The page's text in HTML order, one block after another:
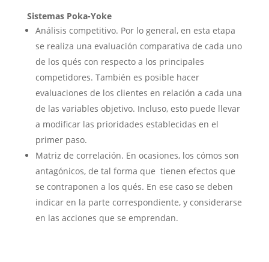
Sistemas Poka-Yoke
Análisis competitivo. Por lo general, en esta etapa
se realiza una evaluación comparativa de cada uno
de los qués con respecto a los principales
competidores. También es posible hacer
evaluaciones de los clientes en relación a cada una
de las variables objetivo. Incluso, esto puede llevar
a modificar las prioridades establecidas en el
primer paso.
Matriz de correlación. En ocasiones, los cómos son
antagónicos, de tal forma que tienen efectos que
se contraponen a los qués. En ese caso se deben
indicar en la parte correspondiente, y considerarse
en las acciones que se emprendan.